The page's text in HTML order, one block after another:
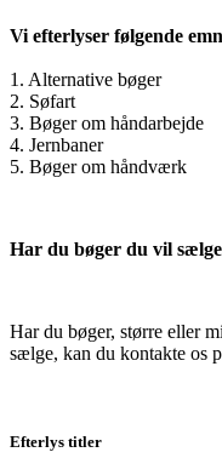
Vi efterlyser følgende
1. Alternative bøger
2. Søfart
3. Bøger om håndarbejde
4. Jernbaner
5. Bøger om håndværk
Har du bøger du vil
Har du bøger, større eller
sælge, kan du kontakte os
Efterlys titler